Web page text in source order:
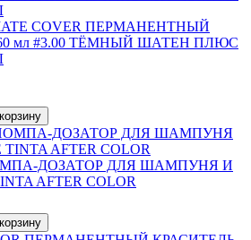
COVER ПЕРМАНЕНТНЫЙ
мл #3.00 ТЁМНЫЙ ШАТЕН ПЛЮС
ДОЗАТОР ДЛЯ ШАМПУНЯ И
AFTER COLOR